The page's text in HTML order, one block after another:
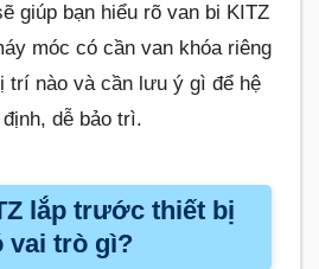
giúp bạn hiểu rõ van bi KITZ
móc có cần van khóa riêng
trí nào và cần lưu ý gì để hệ
dễ bảo trì.
lắp trước thiết bị
vai trò gì?